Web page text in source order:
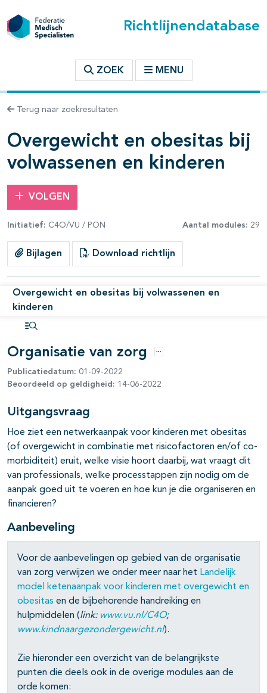
Richtlijnendatabase
ZOEK MENU
Terug naar zoekresultaten
Overgewicht en obesitas bij
volwassenen en kinderen
VOLGEN
Initiatief: C4O/VU / PON Aantal modules: 29
Bijlagen Download richtlijn
Overgewicht en obesitas bij volwassenen en
kinderen
openklappen
open- en dichtklappen
Organisatie van zorg Opties
Publicatiedatum: 01-09-2022
Beoordeeld op geldigheid: 14-06-2022
Uitgangsvraag
Hoe ziet een netwerkaanpak voor kinderen met obesitas
(of overgewicht in combinatie met risicofactoren en/of co-
morbiditeit) eruit, welke visie hoort daarbij, wat vraagt dit
van professionals, welke processtappen zijn nodig om de
aanpak goed uit te voeren en hoe kun je die organiseren en
financieren?
Aanbeveling
Voor de aanbevelingen op gebied van de organisatie
van zorg verwijzen we onder meer naar het Landelijk
model ketenaanpak voor kinderen met overgewicht en
obesitas en de bijbehorende handreiking en
hulpmiddelen (link: www.vu.nl/C4O;
www.kindnaargezondergewicht.nl).
Zie hieronder een overzicht van de belangrijkste
punten die deels ook in de overige modules aan de
orde komen: